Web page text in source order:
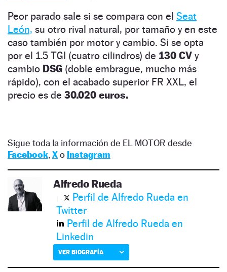
Peor parado sale si se compara con el Seat
León, su otro rival natural, por tamaño y en este
caso también por motor y cambio. Si se opta
por el 1.5 TGI (cuatro cilindros) de 130 CV y
cambio DSG (doble embrague, mucho más
rápido), con el acabado superior FR XXL, el
precio es de 30.020 euros.
Sigue toda la información de EL MOTOR desde
Facebook, Xo Instagram
Alfredo Rueda
Perfil de Alfredo Rueda en
Twitter
Perfil de Alfredo Rueda en
Linkedin
VER BIOGRAFÍA